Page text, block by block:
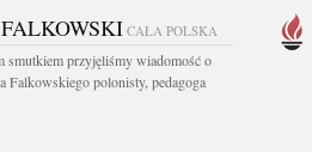
CAŁA POLSKA
smutkiem przyjęliśmy wiadomość o
Falkowskiego polonisty, pedagoga